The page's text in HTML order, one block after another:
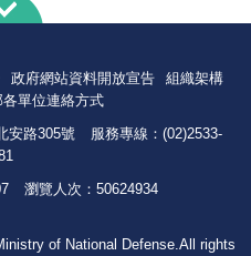
政府網站資料開放宣告
組織架構
各單位連絡方式
安路305號
服務專線：(02)2533-
瀏覽人次： 50624934
of National Defense.All rights